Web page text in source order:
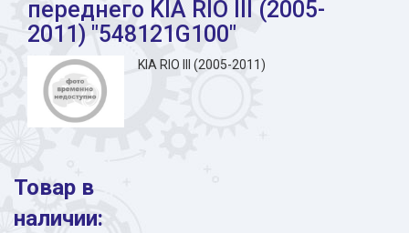
переднего KIA RIO III (2005-
2011) "548121G100"
KIA RIO III (2005-2011)
Товар в
наличии: